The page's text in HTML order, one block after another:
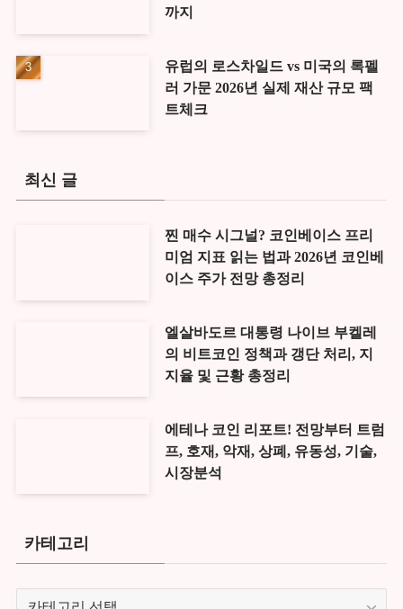
까지
유럽의 로스차일드 vs 미국의 록펠
러 가문 2026년 실제 재산 규모 팩
트체크
최신 글
찐 매수 시그널? 코인베이스 프리
미엄 지표 읽는 법과 2026년 코인베
이스 주가 전망 총정리
엘살바도르 대통령 나이브 부켈레
의 비트코인 정책과 갱단 처리, 지
지율 및 근황 총정리
에테나 코인 리포트! 전망부터 트럼
프, 호재, 악재, 상폐, 유동성, 기술,
시장분석
카테고리